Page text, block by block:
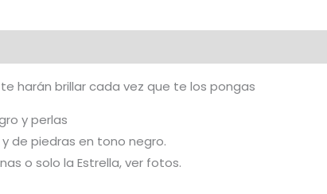
harán brillar cada vez que te los pongas
y perlas
de piedras en tono negro.
o solo la Estrella, ver fotos.